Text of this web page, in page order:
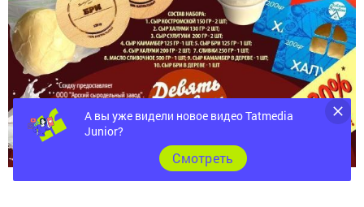
А вы уже видели новое видео Tatmedia
Junior?
Cмотреть